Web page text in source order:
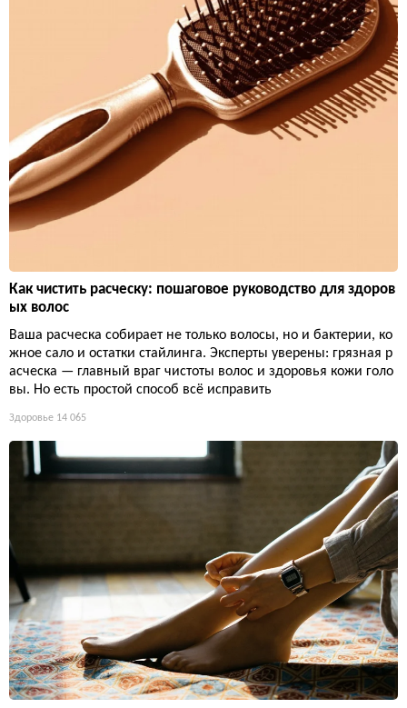
Как чистить расческу: пошаговое руководство для здоров
ых волос
Ваша расческа собирает не только волосы, но и бактерии, ко
жное сало и остатки стайлинга. Эксперты уверены: грязная р
асческа — главный враг чистоты волос и здоровья кожи голо
вы. Но есть простой способ всё исправить
Здоровье 14 065